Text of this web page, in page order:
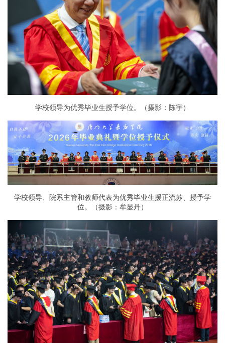
学校领导为优秀毕业生授予学位。（摄影：陈宇）
学校领导、院系主管和教师代表为优秀毕业生援正流苏、授予学
位。（摄影：牟显丹）